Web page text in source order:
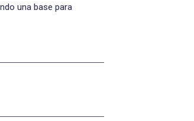
una base para